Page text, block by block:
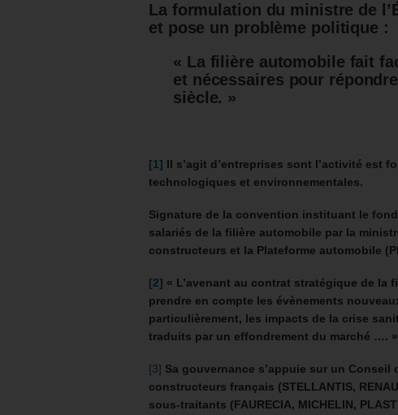
La formulation du ministre de
et pose un problème politique :
« La filière automobile fait
et nécessaires pour
siècle. »
[1] Il s’agit d’entreprises sont l’activité est
technologiques et environnementales.
Signature de la convention instituant le
salariés de la filière automobile par la
constructeurs et la Plateforme automobile
[2] « L’avenant au contrat stratégique de la
prendre en compte les évènements
particulièrement, les impacts de la crise
traduits par un effondrement du marché …. »
[3] Sa gouvernance s’appuie sur un
constructeurs français (STELLANTIS,
sous-traitants (FAURECIA, MICHELIN,